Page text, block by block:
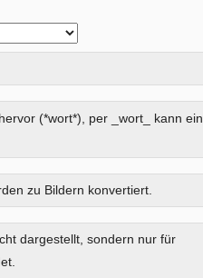
(*wort*), per _wort_ kann ein
zu Bildern konvertiert.
dargestellt, sondern nur für